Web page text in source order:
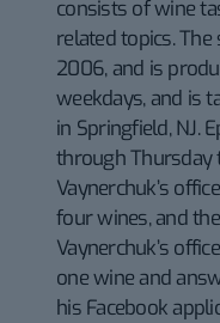
consists of wine
related topics.
2006, and is
weekdays, and is
in Springfield, NJ.
through Thursday
Vaynerchuk’s
four wines, and
Vaynerchuk’s
one wine and
his Facebook